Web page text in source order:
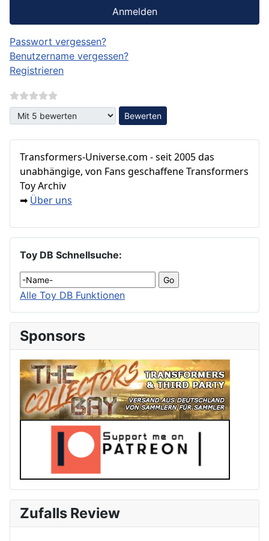
Anmelden
Passwort vergessen?
Benutzername vergessen?
Registrieren
Bitte bewerten
Transformers‑Universe.com - seit 2005 das
unabhängige, von Fans geschaffene Transformers
Toy Archiv
➡ Über uns
Toy DB Schnellsuche:
Alle Toy DB Funktionen
Sponsors
Zufalls Review